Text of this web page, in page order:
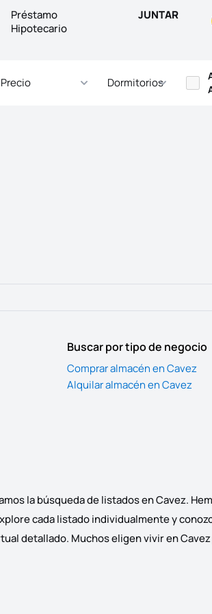
Préstamo
Hipotecario
JUNTAR
Precio Dormitorios
Buscar por tipo de negocio
Comprar almacén en Cavez
Alquilar almacén en Cavez
la búsqueda de listados en Cavez.
cada listado individualmente y
detallado. Muchos eligen vivir en